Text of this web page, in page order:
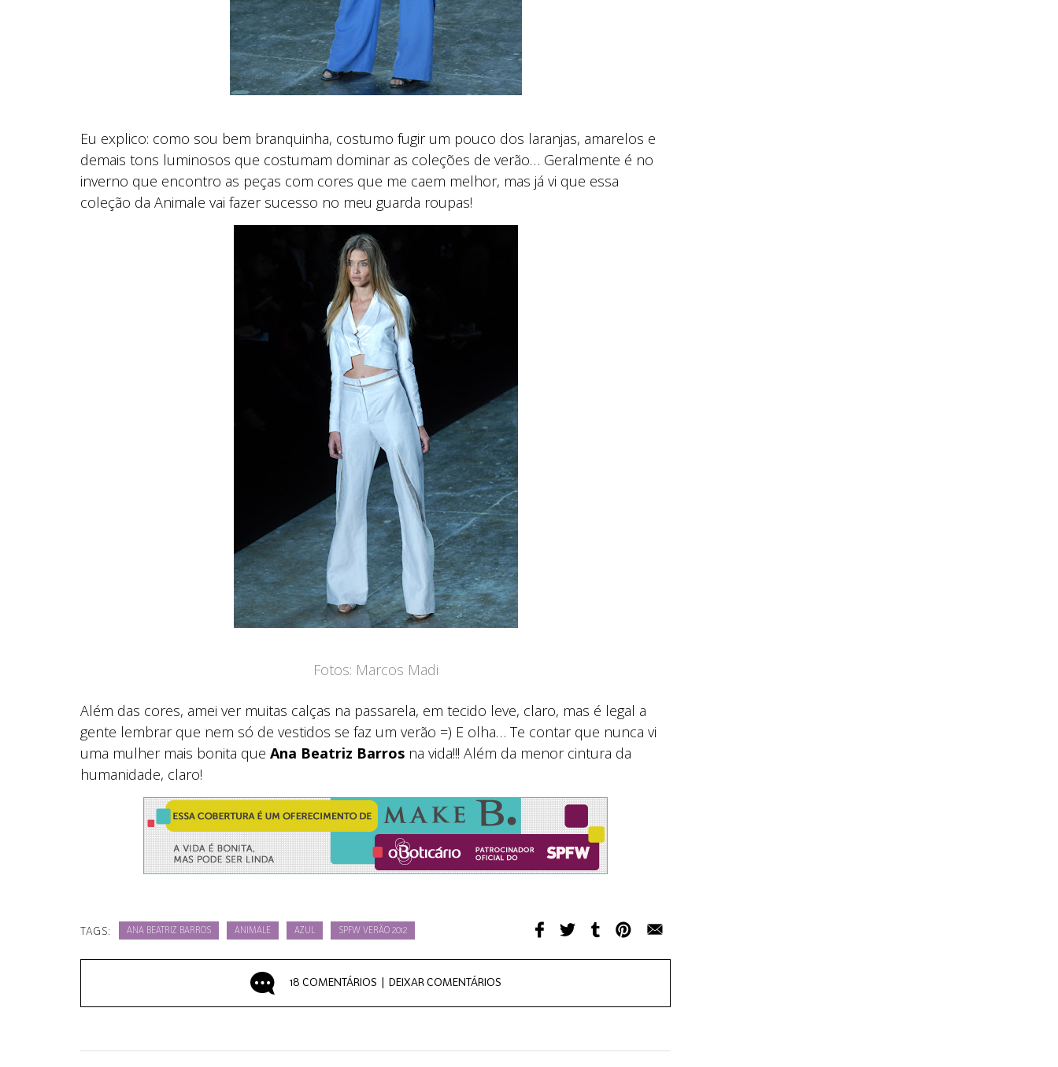
Eu explico: como sou bem branquinha, costumo fugir um pouco dos laranjas, amarelos e
demais tons luminosos que costumam dominar as coleções de verão… Geralmente é no
inverno que encontro as peças com cores que me caem melhor, mas já vi que essa
coleção da Animale vai fazer sucesso no meu guarda roupas!
Fotos: Marcos Madi
Além das cores, amei ver muitas calças na passarela, em tecido leve, claro, mas é legal a
gente lembrar que nem só de vestidos se faz um verão =) E olha… Te contar que nunca vi
uma mulher mais bonita que Ana Beatriz Barros na vida!!! Além da menor cintura da
humanidade, claro!
TAGS: ANA BEATRIZ BARROS ANIMALE AZUL SPFW VERÃO 2012
18 COMENTÁRIOS | DEIXAR COMENTÁRIOS